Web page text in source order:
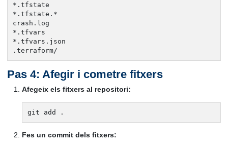
*.tfstate
*.tfstate.*
crash.log
*.tfvars
*.tfvars.json
.terraform/
Pas 4: Afegir i cometre fitxers
Afegeix els fitxers al repositori:
Fes un commit dels fitxers: